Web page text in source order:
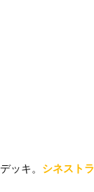
ッキ。 シネスト